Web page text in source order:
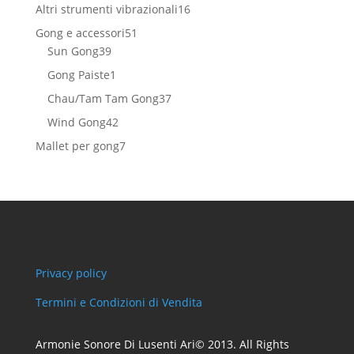
Altri strumenti vibrazionali1616
Gong e accessori51
Sun Gong3939
prodotti
Gong Paiste1
prodotto
Chau/Tam Tam Gong3737
Wind Gong4242
prodotti
Mallet per gong77
Privacy policy
Termini e Condizioni di Vendita
Armonie Sonore Di Lusenti Ari© 2013. All Rights